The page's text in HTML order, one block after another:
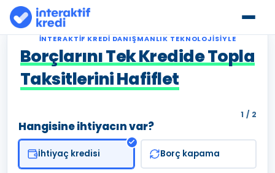
İNTERAKTIF KREDI DANIŞMANLIK TEKNOLOJISIYLE
Borçlarını Tek Kredide Topla
Taksitlerini Hafiflet
1 / 2
Hangisine ihtiyacın var?
İhtiyaç kredisi Borç kapama